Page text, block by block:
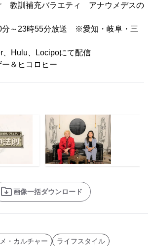
教訓補充バラエティ アナウメデスの
分～23時55分放送 ※愛知・岐阜・三
、Hulu、Locipoにて配信
＆ヒコロヒー
画像一括ダウンロード
・カルチャー ライフスタイル